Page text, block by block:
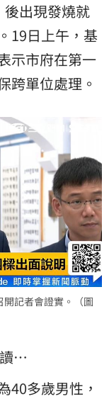
後出現發燒就
19日上午，基
示市府在第一
跨單位處理。
記者會證實。（圖
…
40多歲男性，